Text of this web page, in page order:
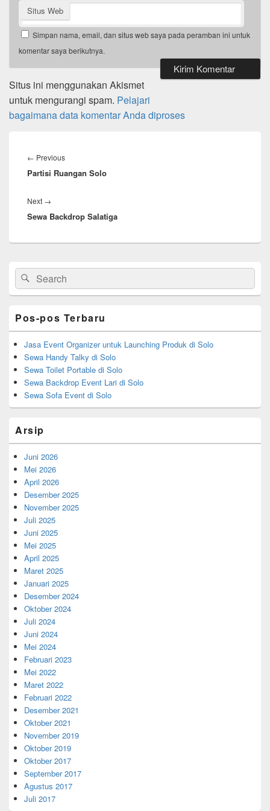
Situs Web
Simpan nama, email, dan situs web saya pada peramban ini untuk
komentar saya berikutnya.
Situs ini menggunakan Akismet
untuk mengurangi spam. Pelajari
bagaimana data komentar Anda diproses
pos
← PreviousPrevious
post:
Partisi Ruangan Solo
Next →
post:
Sewa Backdrop Salatiga
Primary
Sidebar
Widget
Area
Search
for:
Search
Pos-pos Terbaru
Jasa Event Organizer untuk Launching Produk di Solo
Sewa Handy Talky di Solo
Sewa Toilet Portable di Solo
Sewa Backdrop Event Lari di Solo
Sewa Sofa Event di Solo
Arsip
Juni 2026
Mei 2026
April 2026
Desember 2025
November 2025
Juli 2025
Juni 2025
Mei 2025
April 2025
Maret 2025
Januari 2025
Desember 2024
Oktober 2024
Juli 2024
Juni 2024
Mei 2024
Februari 2023
Mei 2022
Maret 2022
Februari 2022
Desember 2021
Oktober 2021
November 2019
Oktober 2019
Oktober 2017
September 2017
Agustus 2017
Juli 2017